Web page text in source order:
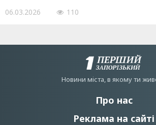
06.03.2026 110
Новини мiста, в якому ти
Про нас
Реклама на сайті